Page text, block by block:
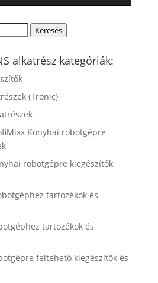
Keresés
alkatrész kategóriák:
(Tronic)
Konyhai robotgépre
robotgépre kiegészítők,
tartozékok és
tartozékok és
feltehető kiegészítők és